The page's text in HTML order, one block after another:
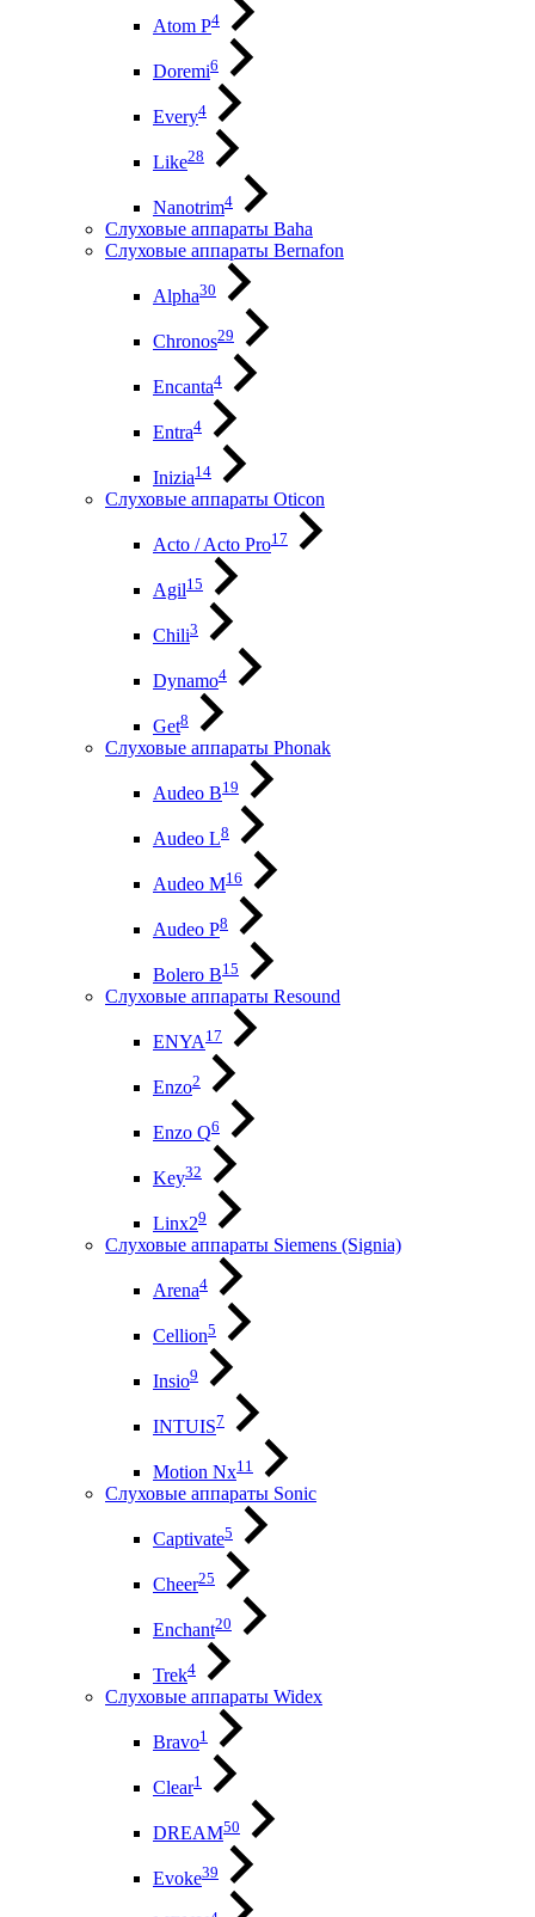
Atom P4
Doremi6
Every4
Like28
Nanotrim4
Слуховые аппараты Baha
Слуховые аппараты Bernafon
Alpha30
Chronos29
Encanta4
Entra4
Inizia14
Слуховые аппараты Oticon
Acto / Acto Pro17
Agil15
Chili3
Dynamo4
Get8
Слуховые аппараты Phonak
Audeo B19
Audeo L8
Audeo М16
Audeo P8
Bolero B15
Слуховые аппараты Resound
ENYA17
Enzo2
Enzo Q6
Key32
Linx29
Слуховые аппараты Siemens (Signia)
Arena4
Cellion5
Insio9
INTUIS7
Motion Nx11
Слуховые аппараты Sonic
Captivate5
Cheer25
Enchant20
Trek4
Слуховые аппараты Widex
Bravo1
Clear1
DREAM50
Evoke39